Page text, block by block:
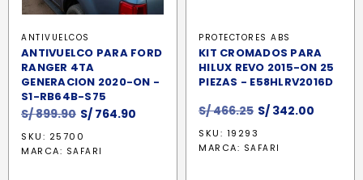
ANTIVUELCOS
ANTIVUELCO PARA FORD
RANGER 4TA
GENERACION 2020-ON -
S1-RB64B-S75
S/899.90 El
precio
original
S/ 764.90
SKU: 25700
MARCA: SAFARI
PROTECTORES ABS
KIT CROMADOS PARA
HILUX REVO 2015-ON 25
PIEZAS - E58HLRV2016D
S/466.25 El
original
S/ 342.00
SKU: 19293
MARCA: SAFARI